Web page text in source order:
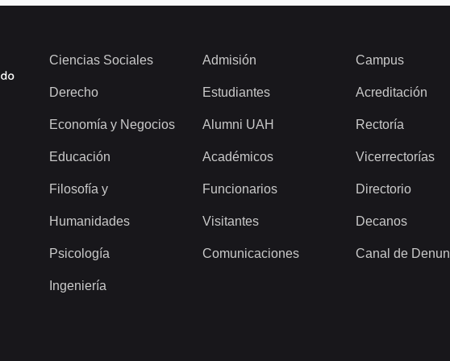
Ciencias Sociales
Derecho
Economía y Negocios
Educación
Filosofía y
Humanidades
Psicología
Ingeniería
Admisión
Estudiantes
Alumni UAH
Académicos
Funcionarios
Visitantes
Comunicaciones
Campus
Acreditación
Rectoría
Vicerrectorías
Directorio
Decanos
Canal de